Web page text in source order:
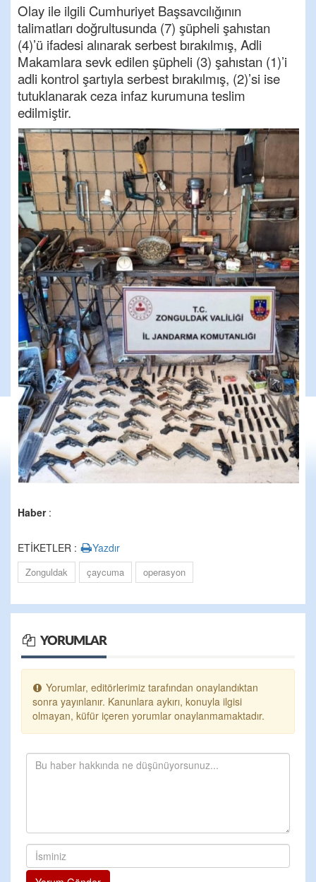
Olay ile ilgili Cumhuriyet Başsavcılığının
talimatları doğrultusunda (7) şüpheli şahıstan
(4)’ü ifadesi alınarak serbest bırakılmış, Adli
Makamlara sevk edilen şüpheli (3) şahıstan (1)’i
adli kontrol şartıyla serbest bırakılmış, (2)’si ise
tutuklanarak ceza infaz kurumuna teslim
edilmiştir.
Haber:
ETİKETLER : Yazdır
Zonguldak çaycuma operasyon
YORUMLAR
Yorumlar, editörlerimiz tarafından onaylandıktan
sonra yayınlanır. Kanunlara aykırı, konuyla ilgisi
olmayan, küfür içeren yorumlar onaylanmamaktadır.